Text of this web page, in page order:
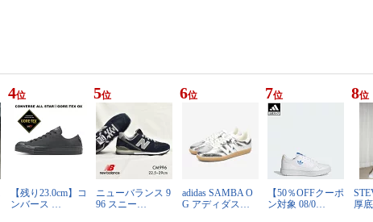
4位
【残り23.0cm】コ
ンバース …
5位
ニューバランス 9
96 スニー…
6位
adidas SAMBA O
G アディダス…
7位
【50％OFFクーポ
ン対象 08/0…
8位
厚